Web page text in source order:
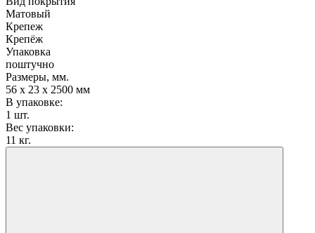
Матовый
Крепеж
Крепёж
Упаковка
поштучно
Размеры, мм.
56 х 23 х 2500 мм
В упаковке:
1 шт.
Вес упаковки:
11 кг.